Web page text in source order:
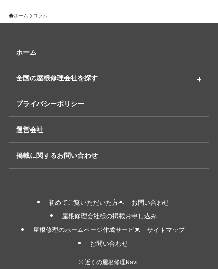
ホーム コラム
ホーム
全国の屋根修理会社を探す
プライバシーポリシー
運営会社
掲載に関するお問い合わせ
初めてご覧いただいた方へ
お問い合わせ
屋根修理会社様の掲載お申し込み
屋根修理のホームページ作成サービス
サイトマップ
お問い合わせ
© 近くの屋根修理Navi.